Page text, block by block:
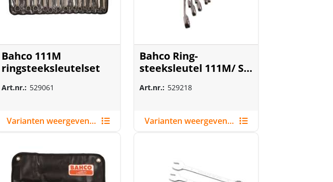
Bahco 111M
ringsteeksleutelset
Art.nr.: 529061
Varianten weergeven (4)
Bahco Ring-
steeksleutel 111M/ SH
Art.nr.: 529218
Varianten weergeven (2)